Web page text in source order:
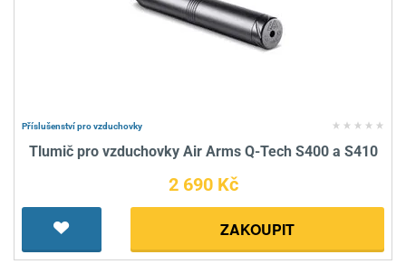
Příslušenství pro vzduchovky
Tlumič pro vzduchovky Air Arms Q-Tech S400 a S410
2 690 Kč
ZAKOUPIT